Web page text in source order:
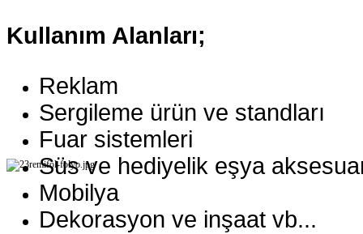
Kullanım Alanları;
Reklam
Sergileme ürün ve standları
Fuar sistemleri
Süs ve hediyelik eşya
Mobilya
Dekorasyon ve inşaat vb...